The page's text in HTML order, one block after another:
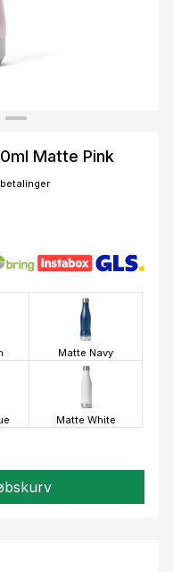
Matte Pink
Matte Navy
Matte White